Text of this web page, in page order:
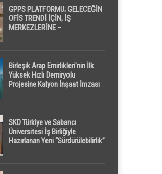
GPPS PLATFORMU; GELECEĞİN
OFİS TRENDİ İÇİN, İŞ
MERKEZLERİNE –
Birleşik Arap Emirlikleri’nin İlk
Yüksek Hızlı Demiryolu
Projesine Kalyon İnşaat İmzası
SKD Türkiye ve Sabancı
Üniversitesi İş Birliğiyle
Hazırlanan Yeni “Sürdürülebilirlik”